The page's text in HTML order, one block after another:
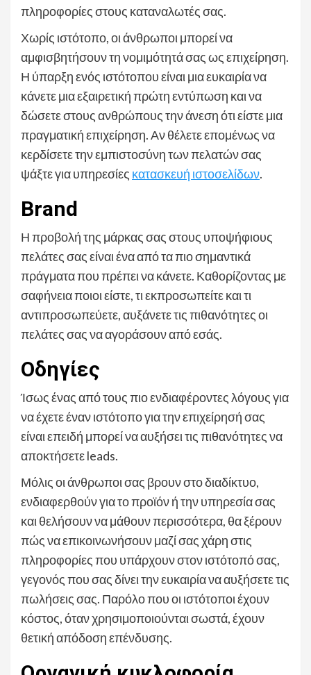
πληροφορίες στους καταναλωτές σας.
Χωρίς ιστότοπο, οι άνθρωποι μπορεί να
αμφισβητήσουν τη νομιμότητά σας ως επιχείρηση.
Η ύπαρξη ενός ιστότοπου είναι μια ευκαιρία να
κάνετε μια εξαιρετική πρώτη εντύπωση και να
δώσετε στους ανθρώπους την άνεση ότι είστε μια
πραγματική επιχείρηση. Αν θέλετε επομένως να
κερδίσετε την εμπιστοσύνη των πελατών σας
ψάξτε για υπηρεσίες κατασκευή ιστοσελίδων.
Brand
Η προβολή της μάρκας σας στους υποψήφιους
πελάτες σας είναι ένα από τα πιο σημαντικά
πράγματα που πρέπει να κάνετε. Καθορίζοντας με
σαφήνεια ποιοι είστε, τι εκπροσωπείτε και τι
αντιπροσωπεύετε, αυξάνετε τις πιθανότητες οι
πελάτες σας να αγοράσουν από εσάς.
Οδηγίες
Ίσως ένας από τους πιο ενδιαφέροντες λόγους για
να έχετε έναν ιστότοπο για την επιχείρησή σας
είναι επειδή μπορεί να αυξήσει τις πιθανότητες να
αποκτήσετε leads.
Μόλις οι άνθρωποι σας βρουν στο διαδίκτυο,
ενδιαφερθούν για το προϊόν ή την υπηρεσία σας
και θελήσουν να μάθουν περισσότερα, θα ξέρουν
πώς να επικοινωνήσουν μαζί σας χάρη στις
πληροφορίες που υπάρχουν στον ιστότοπό σας,
γεγονός που σας δίνει την ευκαιρία να αυξήσετε τις
πωλήσεις σας. Παρόλο που οι ιστότοποι έχουν
κόστος, όταν χρησιμοποιούνται σωστά, έχουν
θετική απόδοση επένδυσης.